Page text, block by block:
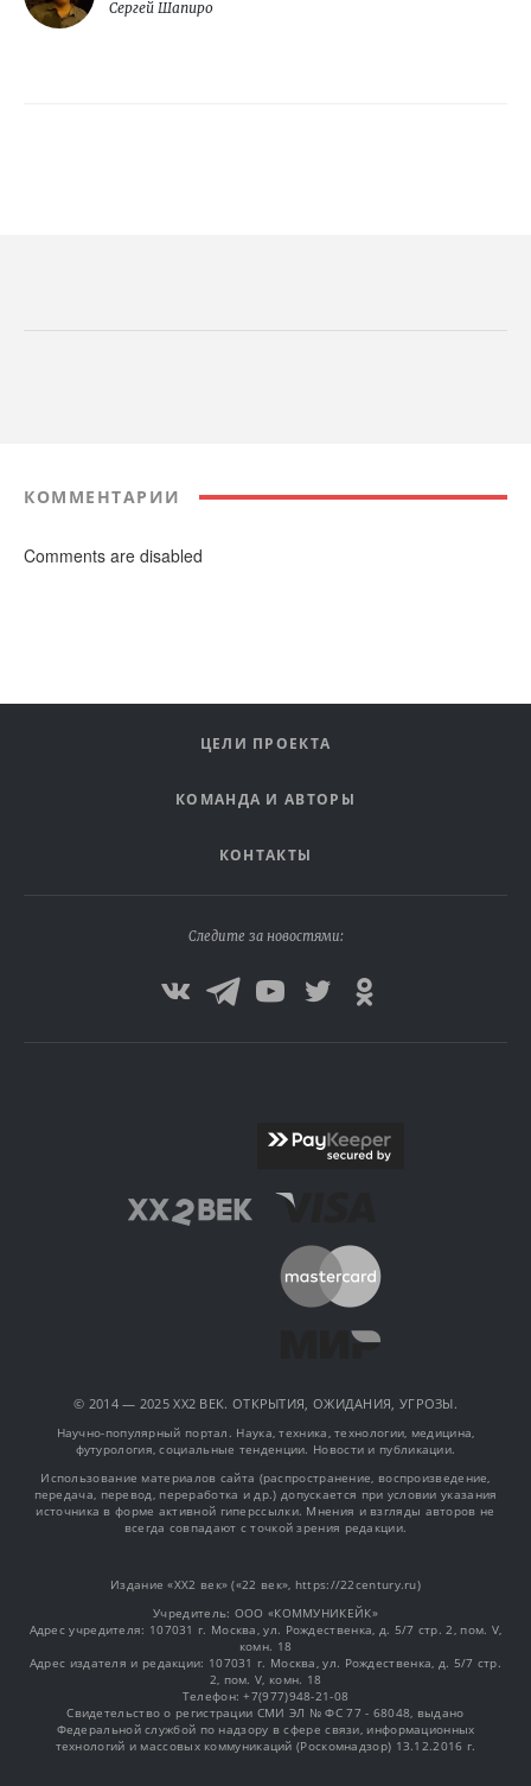
Сергей Шапиро
КОММЕНТАРИИ
Comments are disabled
ЦЕЛИ ПРОЕКТА
КОМАНДА И АВТОРЫ
КОНТАКТЫ
Следите за новостями:
© 2014 — 2025 XX2 ВЕК. ОТКРЫТИЯ, ОЖИДАНИЯ, УГРОЗЫ.
Научно-популярный портал. Наука, техника, технологии, медицина,
футурология, социальные тенденции. Новости и публикации.
Использование материалов сайта (распространение, воспроизведение,
передача, перевод, переработка и др.) допускается при условии указания
источника в форме активной гиперссылки. Мнения и взгляды авторов не
всегда совпадают с точкой зрения редакции.
Издание «XX2 век» («22 век», https://22century.ru)
Учредитель: OOO «КОММУНИКЕЙК»
Адрес учредителя: 107031 г. Москва, ул. Рождественка, д. 5/7 стр. 2, пом. V,
комн. 18
Адрес издателя и редакции: 107031 г. Москва, ул. Рождественка, д. 5/7 стр.
2, пом. V, комн. 18
Телефон: +7(977)948-21-08
Свидетельство о регистрации СМИ ЭЛ № ФС 77 - 68048, выдано
Федеральной службой по надзору в сфере связи, информационных
технологий и массовых коммуникаций (Роскомнадзор) 13.12.2016 г.